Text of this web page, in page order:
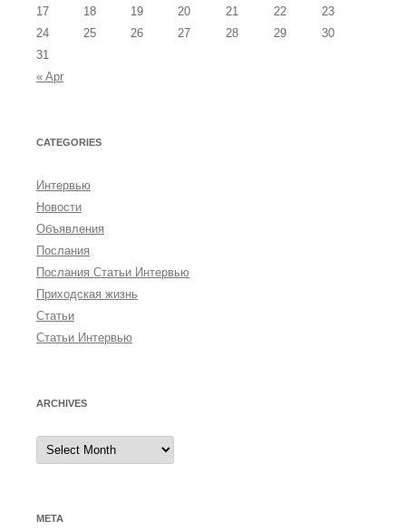
« Apr
17
18 19 20 21 22
23
24
25 26 27 28 29
30
31
CATEGORIES
Интервью
Новости
Объявления
Послания
Послания Статьи Интервью
Приходская жизнь
Статьи
Статьи Интервью
ARCHIVES
A
c
e
META